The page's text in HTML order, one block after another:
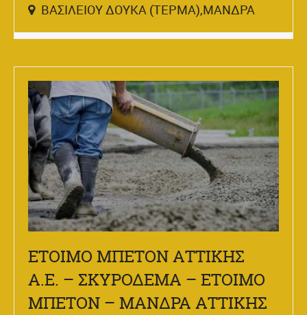
ΒΑΣΙΛΕΙΟΥ ΔΟΥΚΑ (ΤΕΡΜΑ),ΜΑΝΔΡΑ
ΕΤΟΙΜΟ ΜΠΕΤΟΝ ΑΤΤΙΚΗΣ
Α.Ε. – ΣΚΥΡΟΔΕΜΑ – ΕΤΟΙΜΟ
ΜΠΕΤΟΝ – ΜΑΝΔΡΑ ΑΤΤΙΚΗΣ